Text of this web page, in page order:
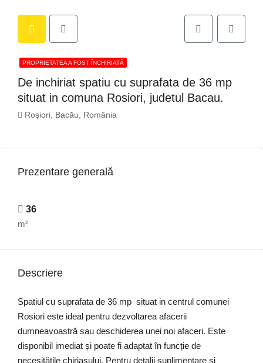
PROPRIETATEA A FOST ÎNCHIRIATĂ
De inchiriat spatiu cu suprafata de 36 mp
situat in comuna Rosiori, judetul Bacau.
Roșiori, Bacău, România
Prezentare generală
36
m²
Descriere
Spatiul cu suprafata de 36 mp situat in centrul comunei
Rosiori este ideal pentru dezvoltarea afacerii
dumneavoastră sau deschiderea unei noi afaceri. Este
disponibil imediat și poate fi adaptat în funcție de
necesitățile chiriașului. Pentru detalii suplimentare și